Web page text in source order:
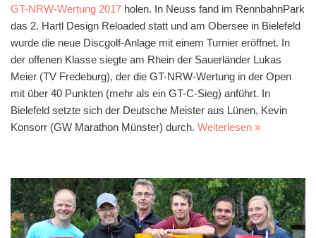
GT-NRW-Wertung 2017 holen. In Neuss fand im RennbahnPark
das 2. Hartl Design Reloaded statt und am Obersee in Bielefeld
wurde die neue Discgolf-Anlage mit einem Turnier eröffnet. In
der offenen Klasse siegte am Rhein der Sauerländer Lukas
Meier (TV Fredeburg), der die GT-NRW-Wertung in der Open
mit über 40 Punkten (mehr als ein GT-C-Sieg) anführt. In
Bielefeld setzte sich der Deutsche Meister aus Lünen, Kevin
Konsorr (GW Marathon Münster) durch. Weiterlesen »